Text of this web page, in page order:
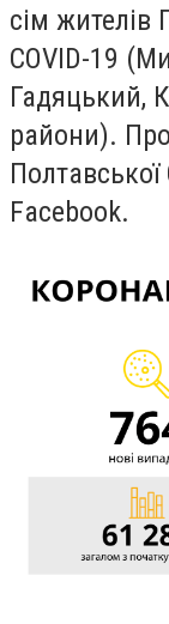
сім жителів
COVID-19
Гадяцький,
райони).
Facebook.